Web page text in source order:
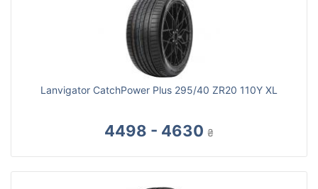
Lanvigator CatchPower Plus 295/40 ZR20 110Y XL
4498 - 4630 ₴